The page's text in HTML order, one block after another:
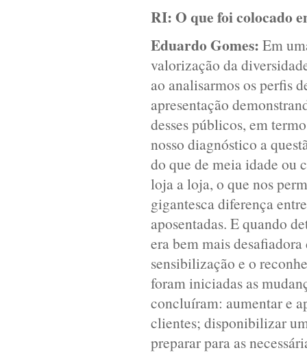
RI:O que foi colocado
Eduardo Gomes: Em
valorização da
ao analisarmos os perfis
apresentação
desses públicos, em
nosso diagnóstico a
do que de meia idade ou
loja a loja, o que nos
gigantesca diferença
aposentadas. E quando
era bem mais
sensibilização e o
foram iniciadas as
concluíram: aumentar e
clientes; disponibilizar
preparar para as